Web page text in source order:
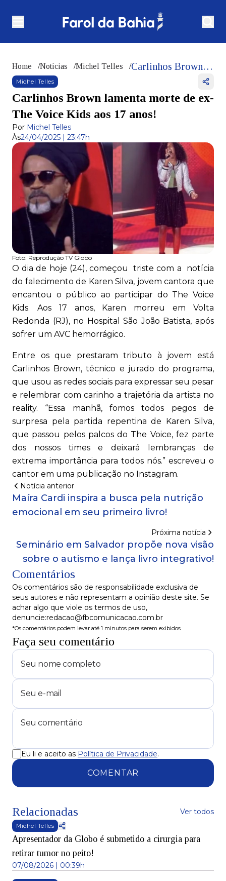
Home /Notícias /Michel Telles / Carlinhos Brown lamenta morte de ex-The Voice Kids aos 17 anos!
Michel Telles
Carlinhos Brown lamenta morte de ex-
The Voice Kids aos 17 anos!
Por Michel Telles
Às24/04/2025 | 23:47h
Foto: Reprodução TV Globo
O dia de hoje (24), começou triste com a notícia
do falecimento de Karen Silva, jovem cantora que
encantou o público ao participar do The Voice
Kids. Aos 17 anos, Karen morreu em Volta
Redonda (RJ), no Hospital São João Batista, após
sofrer um AVC hemorrágico.
Entre os que prestaram tributo à jovem está
Carlinhos Brown, técnico e jurado do programa,
que usou as redes sociais para expressar seu pesar
e relembrar com carinho a trajetória da artista no
reality. “Essa manhã, fomos todos pegos de
surpresa pela partida repentina de Karen Silva,
que passou pelos palcos do The Voice, fez parte
dos nossos times e deixará lembranças de
extrema importância para todos nós.” escreveu o
cantor em uma publicação no Instagram.
Notícia anterior
Maíra Cardi inspira a busca pela nutrição
emocional em seu primeiro livro!
Próxima notícia
Seminário em Salvador propõe nova visão
sobre o autismo e lança livro integrativo!
Comentários
Os comentários são de responsabilidade exclusiva de
seus autores e não representam a opinião deste site. Se
achar algo que viole os termos de uso,
denuncie:redacao@fbcomunicacao.com.br
*Os comentários podem levar até 1 minutos para serem exibidos
Faça seu comentário
Eu li e aceito as Política de Privacidade.
COMENTAR
Relacionadas Ver todos
Michel Telles
Apresentador da Globo é submetido a cirurgia para
retirar tumor no peito!
07/08/2026 | 00:39h